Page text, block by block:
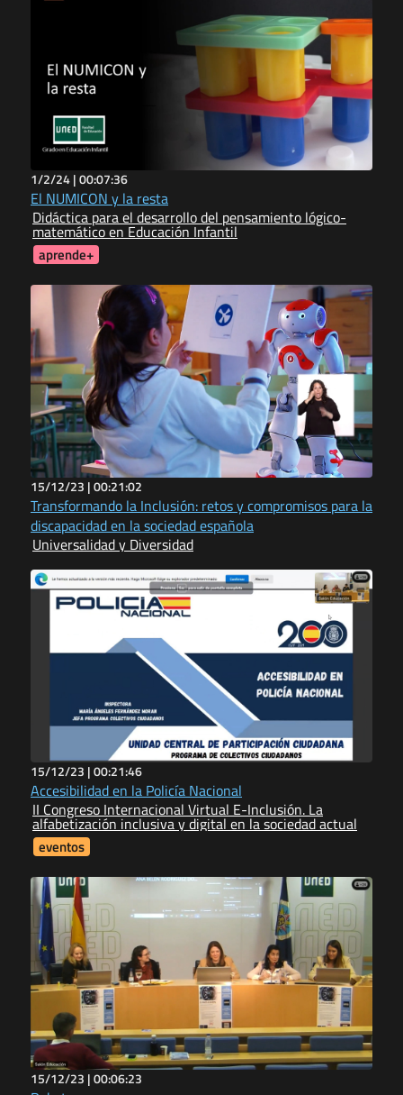
1/2/24 |00:07:36
El NUMICON y la resta
Didáctica para el desarrollo del pensamiento lógico-
matemático en Educación Infantil
aprende+
15/12/23 |00:21:02
Transformando la Inclusión: retos y compromisos para la
discapacidad en la sociedad española
Universalidad y Diversidad
15/12/23 |00:21:46
Accesibilidad en la Policía Nacional
II Congreso Internacional Virtual E-Inclusión. La
alfabetización inclusiva y digital en la sociedad actual
eventos
15/12/23 |00:06:23